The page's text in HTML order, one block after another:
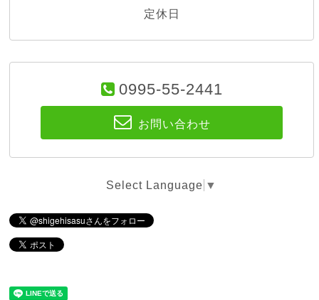
定休日
0995-55-2441
お問い合わせ
Select Language ▼